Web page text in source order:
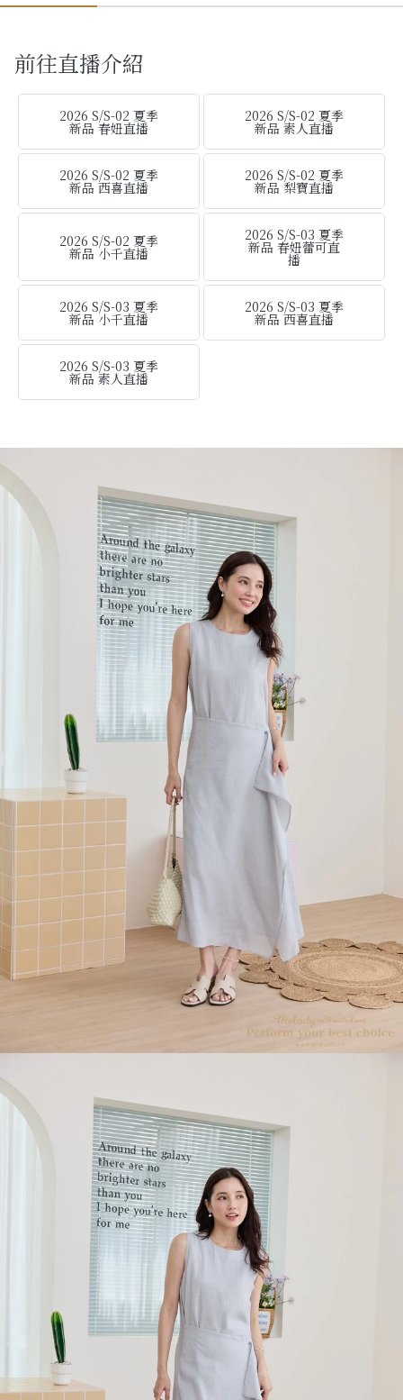
前往直播介紹
2026 S/S-02 夏季
新品 春妞直播
2026 S/S-02 夏季
新品 素人直播
2026 S/S-02 夏季
新品 西喜直播
2026 S/S-02 夏季
新品 梨寶直播
2026 S/S-02 夏季
新品 小千直播
2026 S/S-03 夏季
新品 春妞蕾可直
播
2026 S/S-03 夏季
新品 小千直播
2026 S/S-03 夏季
新品 西喜直播
2026 S/S-03 夏季
新品 素人直播